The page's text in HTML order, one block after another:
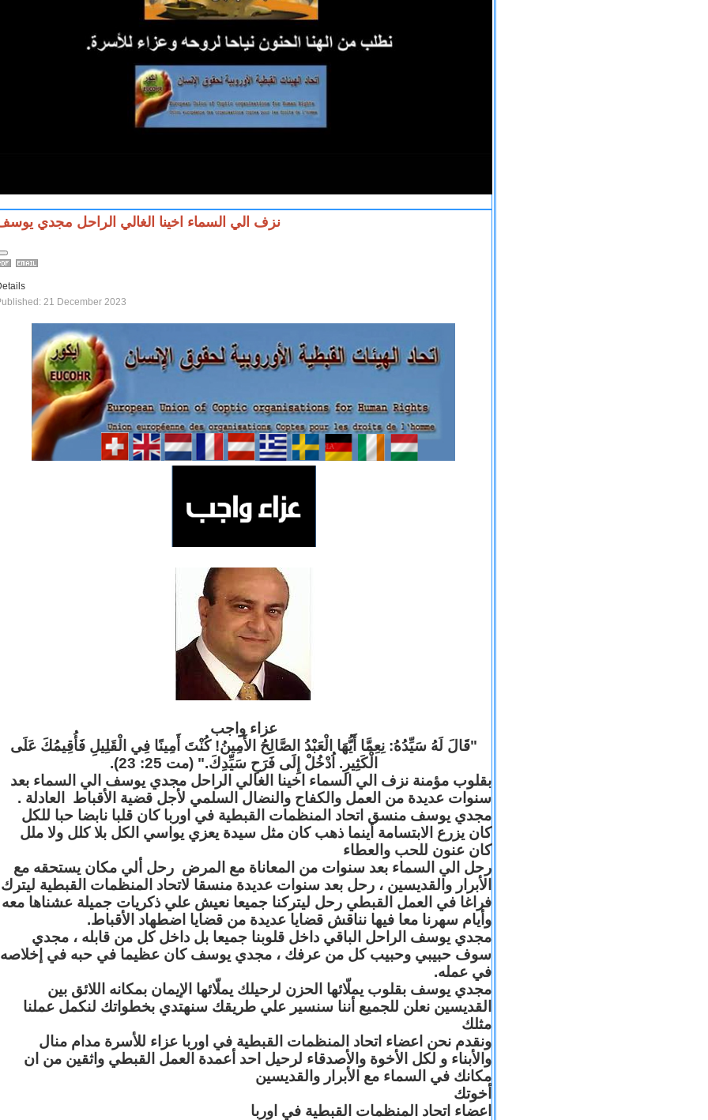
نزف الي السماء اخينا الغالي الراحل مجدي
21 December 2023
عزاء واجب
"قَالَ لَهُ سَيِّدُهُ: نِعِمَّا أَيُّهَا الْعَبْدُ الصَّالِحُ الأَمِينُ! كُنْتَ أَمِينًا فِي الْقَلِيلِ فَأُقِيمُكَ عَلَى
الْكَثِيرِ. اُدْخُلْ إِلَى فَرَحِ سَيِّدِكَ." (مت 25: 23).
بقلوب مؤمنة نزف الي السماء اخينا الغالي الراحل مجدي يوسف الي السماء بعد
سنوات عديدة من العمل والكفاح والنضال السلمي لأجل قضية الأقباط العادلة .
مجدي يوسف منسق اتحاد المنظمات القبطية في اوربا كان قلبا نابضا حبا للكل
كان يزرع الابتسامة أينما ذهب كان مثل سيدة يعزي يواسي الكل بلا كلل ولا ملل
كان عنون للحب والعطاء
رحل الي السماء بعد سنوات من المعاناة مع المرض رحل ألي مكان يستحقه مع
الأبرار والقديسين ، رحل بعد سنوات عديدة منسقا لاتحاد المنظمات القبطية ليترك
فراغا في العمل القبطي رحل ليتركنا جميعا نعيش علي ذكريات جميلة عشناها معه
وأيام سهرنا معا فيها نناقش قضايا عديدة من قضايا اضطهاد الأقباط.
مجدي يوسف الراحل الباقي داخل قلوبنا جميعا بل داخل كل من قابله ، مجدي
سوف حبيبي وحبيب كل من عرفك ، مجدي يوسف كان عظيما في حبه في إخلاصه
في عمله.
مجدي يوسف بقلوب يملّائها الحزن لرحيلك يملّائها الإيمان بمكانه اللائق بين
القديسين نعلن للجميع أننا سنسير علي طريقك سنهتدي بخطواتك لنكمل عملنا
مثلك
ونقدم نحن اعضاء اتحاد المنظمات القبطية في اوربا عزاء للأسرة مدام منال
والأبناء و لكل الأخوة والأصدقاء لرحيل احد أعمدة العمل القبطي واثقين من ان
مكانك في السماء مع الأبرار والقديسين
أخوتك
اعضاء اتحاد المنظمات القبطية في اوربا